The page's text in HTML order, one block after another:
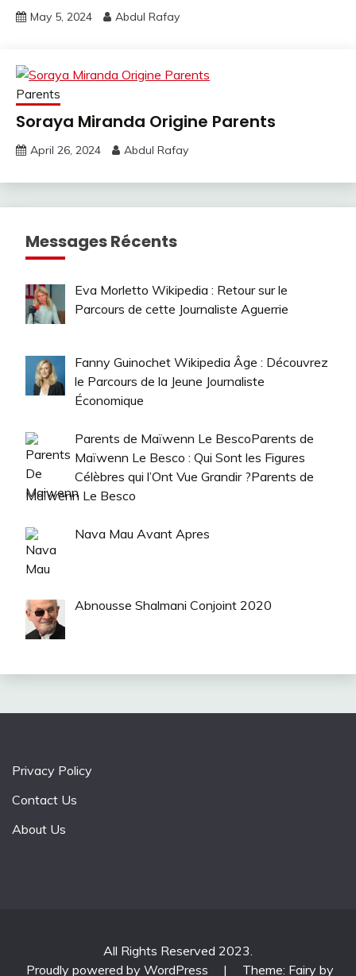
May 5, 2024 Abdul Rafay
Parents
Soraya Miranda Origine Parents
April 26, 2024 Abdul Rafay
Messages Récents
Eva Morletto Wikipedia : Retour sur le
Parcours de cette Journaliste Aguerrie
Fanny Guinochet Wikipedia Âge : Découvrez
le Parcours de la Jeune Journaliste
Économique
Parents de Maïwenn Le BescoParents de
Maïwenn Le Besco : Qui Sont les Figures
Célèbres qui l’Ont Vue Grandir ?Parents de
Maïwenn Le Besco
Nava Mau Avant Apres
Abnousse Shalmani Conjoint 2020
Privacy Policy
Contact Us
About Us
All Rights Reserved 2023.
Proudly powered by WordPress
| Theme: Fairy by